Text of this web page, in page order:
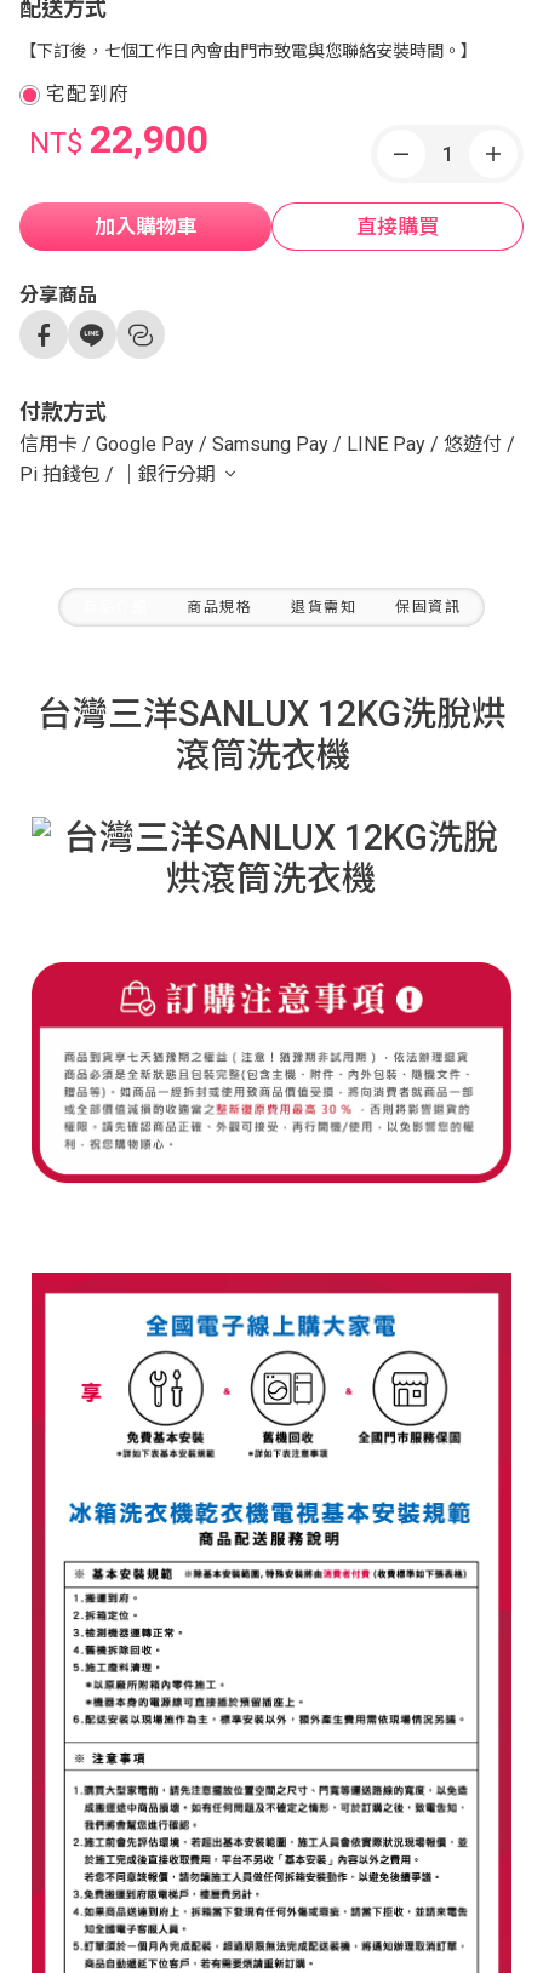
配送方式
【下訂後，七個工作日內會由門市致電與您聯絡安裝時間。】
宅配到府
NT$ 22,900
加入購物車 直接購買
分享商品
付款方式
信用卡 / Google Pay / Samsung Pay / LINE Pay / 悠遊付 /
Pi 拍錢包 / ｜銀行分期
商品規格 退貨需知 保固資訊
台灣三洋SANLUX 12KG洗脫烘
滾筒洗衣機